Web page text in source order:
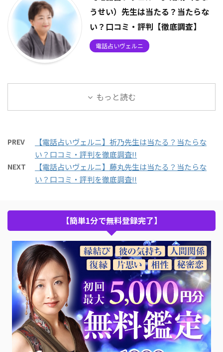
うせい）先生は当たる？当たらな
い？口コミ・評判【徹底調査】
電話占いヴェルニ
もっと読む
PREV
【電話占いヴェルニ】祈乃先生は当たる？当たらな
い？口コミ・評判を徹底調査!!
NEXT
【電話占いヴェルニ】藤丸先生は当たる？当たらな
い？口コミ・評判を徹底調査!!
【簡単1分で無料登録完了】